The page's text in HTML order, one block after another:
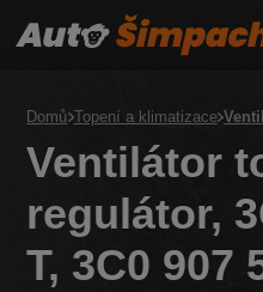
Domů Topení a klimatizace
Ventilátor
regulátor,
T, 3C0 907